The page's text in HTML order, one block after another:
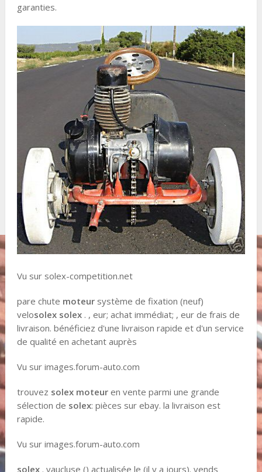
garanties.
Vu sur solex-competition.net
pare chute moteursystème de fixation (neuf)
velosolex solex. , eur; achat immédiat; , eur de frais de
livraison. bénéficiez d'une livraison rapide et d'un service
de qualité en achetant auprès
Vu sur images.forum-auto.com
trouvez solex moteuren vente parmi une grande
sélection de solex: pièces sur ebay. la livraison est
rapide.
Vu sur images.forum-auto.com
solex. vaucluse () actualisée le (il y a jours). vends